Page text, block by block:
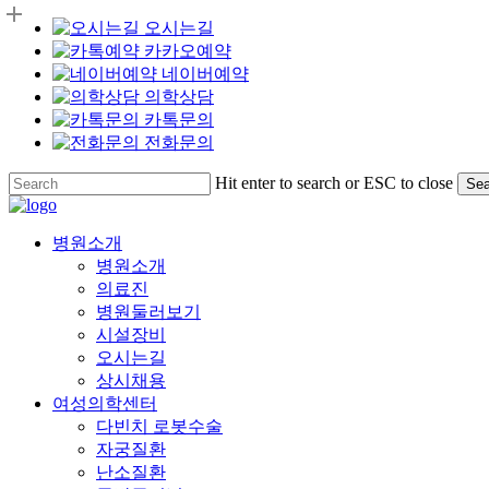
오시는길
카카오예약
네이버예약
의학상담
카톡문의
전화문의
Skip
to
main
content
Hit enter to search or ESC to close
Close
Menu
병원소개
병원소개
의료진
병원둘러보기
시설장비
오시는길
상시채용
여성의학센터
다빈치 로봇수술
자궁질환
난소질환